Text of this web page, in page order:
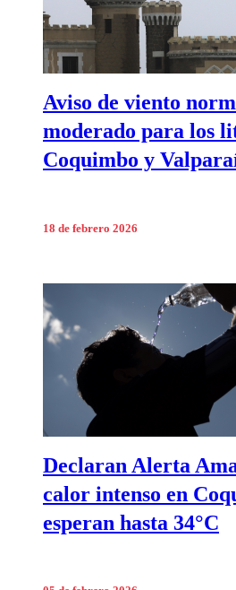
Aviso de viento
moderado para los
Coquimbo y
18 de febrero 2026
Declaran Alerta
calor intenso en
esperan hasta 34°C